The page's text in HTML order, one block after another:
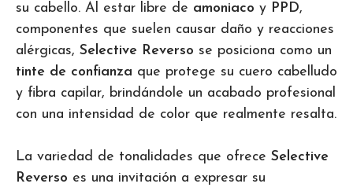
su cabello. Al estar libre de amoniaco y PPD,
componentes que suelen causar daño y reacciones
alérgicas, Selective Reverso se posiciona como un
tinte de confianza que protege su cuero cabelludo
y fibra capilar, brindándole un acabado profesional
con una intensidad de color que realmente resalta.
La variedad de tonalidades que ofrece Selective
Reverso es una invitación a expresar su